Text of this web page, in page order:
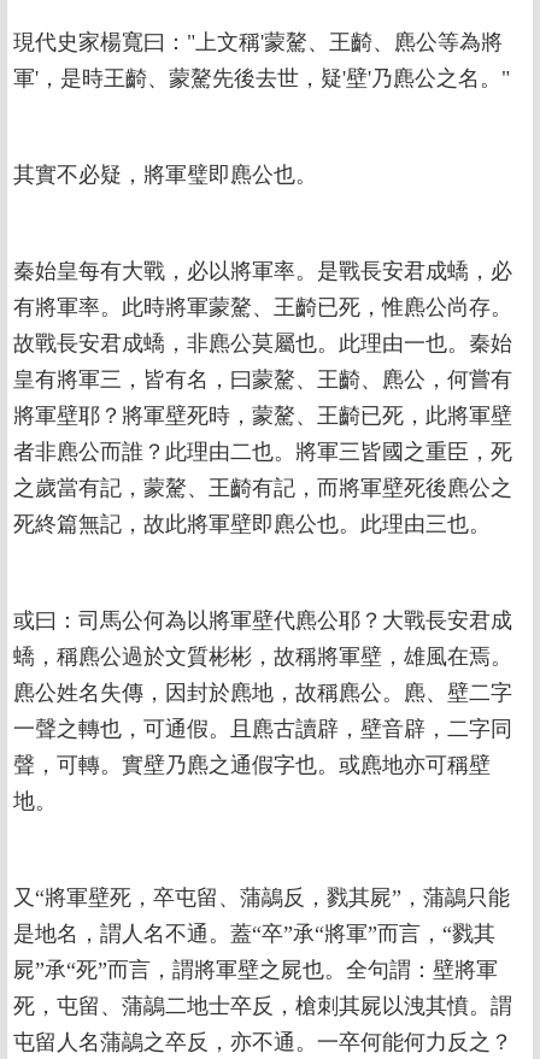
現代史家楊寬曰："上文稱'蒙驁、王齮、麃公等為將
軍'，是時王齮、蒙驁先後去世，疑'壁'乃麃公之名。"
其實不必疑，將軍璧即麃公也。
秦始皇每有大戰，必以將軍率。是戰長安君成蟜，必
有將軍率。此時將軍蒙驁、王齮已死，惟麃公尚存。
故戰長安君成蟜，非麃公莫屬也。此理由一也。秦始
皇有將軍三，皆有名，曰蒙驁、王齮、麃公，何嘗有
將軍壁耶？將軍壁死時，蒙驁、王齮已死，此將軍壁
者非麃公而誰？此理由二也。將軍三皆國之重臣，死
之歲當有記，蒙驁、王齮有記，而將軍壁死後麃公之
死終篇無記，故此將軍壁即麃公也。此理由三也。
或曰：司馬公何為以將軍壁代麃公耶？大戰長安君成
蟜，稱麃公過於文質彬彬，故稱將軍壁，雄風在焉。
麃公姓名失傳，因封於麃地，故稱麃公。麃、壁二字
一聲之轉也，可通假。且麃古讀辟，壁音辟，二字同
聲，可轉。實壁乃麃之通假字也。或麃地亦可稱壁
地。
又“將軍壁死，卒屯留、蒲鶮反，戮其屍”，蒲鶮只能
是地名，謂人名不通。蓋“卒”承“將軍”而言，“戮其
屍”承“死”而言，謂將軍壁之屍也。全句謂：壁將軍
死，屯留、蒲鶮二地士卒反，槍刺其屍以洩其憤。謂
屯留人名蒲鶮之卒反，亦不通。一卒何能何力反之？